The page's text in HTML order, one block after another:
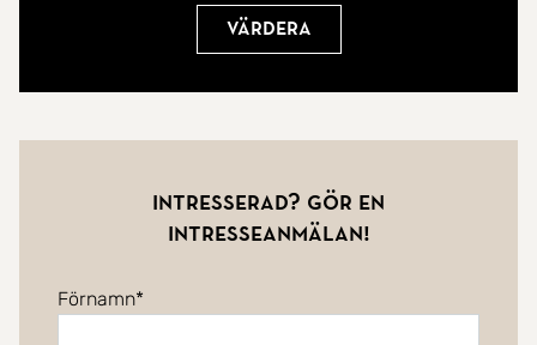
Värdera
Intresserad? Gör en
intresseanmälan!
Förnamn